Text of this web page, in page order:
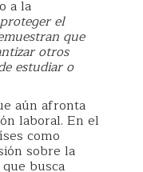
a la
el
que
otros
estudiar o
aún afronta
laboral. En el
como
sobre la
busca